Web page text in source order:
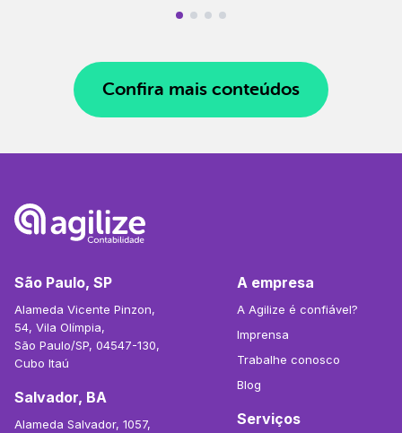
Confira mais conteúdos
São Paulo, SP
Alameda Vicente Pinzon,
54, Vila Olímpia,
São Paulo/SP, 04547-130,
Cubo Itaú
Salvador, BA
Alameda Salvador, 1057,
A empresa
A Agilize é confiável?
Imprensa
Trabalhe conosco
Blog
Serviços